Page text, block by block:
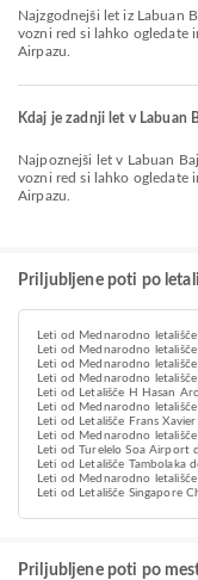
Najzgodnejši let iz Labuan Bajo z letalsko družbo Scoot odleti ob 05:35. Ta
vozni red si lahko ogledate
Airpazu.
Kdaj je zadnji let v Labuan
Najpoznejši let v Labuan Bajo z letalsko družbo Batik Air odleti ob 17:00. Ta
vozni red si lahko ogledate
Airpazu.
Priljubljene poti po
Leti od Mednarodno
Leti od Mednarodno
Leti od Mednarodno
Leti od Mednarodno
Leti od Letališče H Hasan
Leti od Mednarodno
Leti od Letališče Frans
Leti od Mednarodno
Leti od Turelelo Soa Airport
Leti od Letališče Tambolaka
Leti od Mednarodno
Leti od Letališče Singapore
Priljubljene poti po